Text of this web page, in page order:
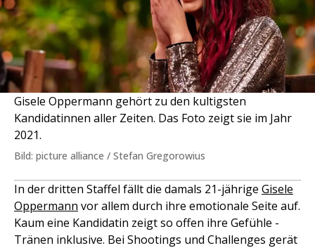
Gisele Oppermann gehört zu den kultigsten
Kandidatinnen aller Zeiten. Das Foto zeigt sie im Jahr
2021.
Bild: picture alliance / Stefan Gregorowius
In der dritten Staffel fällt die damals 21-jährige Gisele
Oppermann vor allem durch ihre emotionale Seite auf.
Kaum eine Kandidatin zeigt so offen ihre Gefühle -
Tränen inklusive. Bei Shootings und Challenges gerät